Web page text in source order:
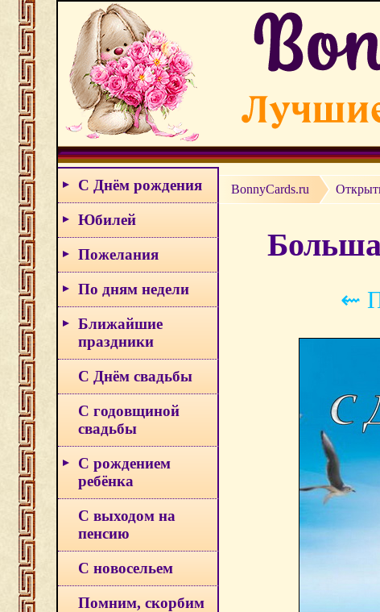
С Днём рождения
Юбилей
Пожелания
По дням недели
Ближайшие
праздники
С Днём свадьбы
С годовщиной
свадьбы
С рождением
ребёнка
С выходом на
пенсию
С новосельем
Помним, скорбим
BonnyCards.ru
⇜